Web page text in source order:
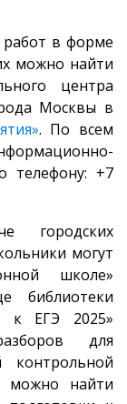
работ в форме
можно найти
центра
Москвы в
. По всем
телефону: +7
городских
могут
школе»
библиотеки
к ЕГЭ 2025»
для
контрольной
можно найти